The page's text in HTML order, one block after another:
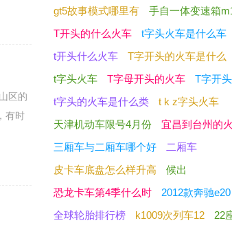
区的
有时
gt5故事模式哪里有
手自一体变速箱
T开头的什么火车
t字头火车是什么车
t开头什么火车
T字开头的火车是什么
t字头火车
T字母开头的火车
T字开
t字头的火车是什么类
t k z字头火车
天津机动车限号4月份
宜昌到台州的
三厢车与二厢车哪个好
二厢车
皮卡车底盘怎么样升高
候出
恐龙卡车第4季什么时
2012款奔驰e20
全球轮胎排行榜
k1009次列车12 22